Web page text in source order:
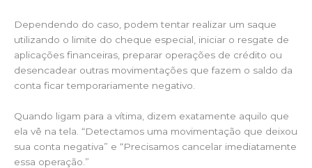
Dependendo do caso, podem tentar realizar um saque
utilizando o limite do cheque especial, iniciar o resgate de
aplicações financeiras, preparar operações de crédito ou
desencadear outras movimentações que fazem o saldo da
conta ficar temporariamente negativo.
Quando ligam para a vítima, dizem exatamente aquilo que
ela vê na tela. “Detectamos uma movimentação que deixou
sua conta negativa” e “Precisamos cancelar imediatamente
essa operação.”